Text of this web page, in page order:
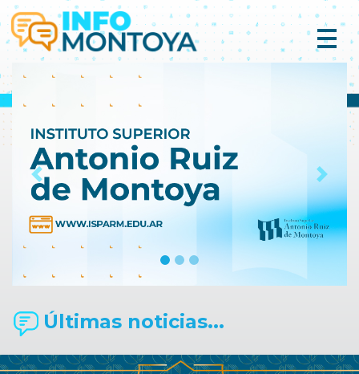
Previous Next
Últimas noticias...